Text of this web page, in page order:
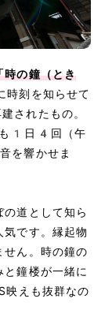
時の鐘（とき
時刻を知らせて
れたもの。
1日4回（午
を響かせま
道として知ら
です。縁起物
せん。時の鐘の
鐘楼が一緒に
映えも抜群なの